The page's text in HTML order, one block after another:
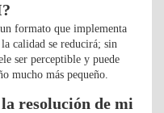
formato que implementa
calidad se reducirá; sin
ser perceptible y puede
mucho más pequeño.
resolución de mi